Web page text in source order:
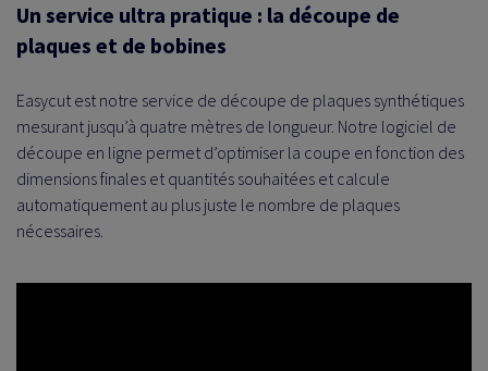
Un service ultra pratique : la découpe de
plaques et de bobines
Easycut est notre service de découpe de plaques synthétiques
mesurant jusqu’à quatre mètres de longueur. Notre logiciel de
découpe en ligne permet d’optimiser la coupe en fonction des
dimensions finales et quantités souhaitées et calcule
automatiquement au plus juste le nombre de plaques
nécessaires.